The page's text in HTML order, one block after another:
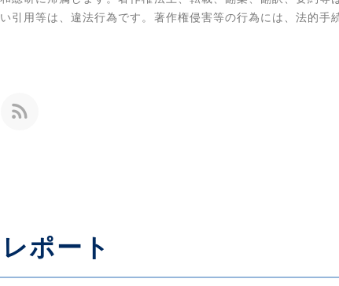
引用等は、違法行為です。著作権侵害等の行為には、法的
ポート